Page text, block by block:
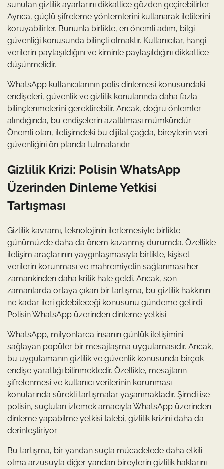
sunulan gizlilik ayarlarını dikkatlice gözden geçirebilirler.
Ayrıca, güçlü şifreleme yöntemlerini kullanarak iletilerini
koruyabilirler. Bununla birlikte, en önemli adım, bilgi
güvenliği konusunda bilinçli olmaktır. Kullanıcılar, hangi
verilerin paylaşıldığını ve kiminle paylaşıldığını dikkatlice
düşünmelidir.
WhatsApp kullanıcılarının polis dinlemesi konusundaki
endişeleri, güvenlik ve gizlilik konularında daha fazla
bilinçlenmelerini gerektirebilir. Ancak, doğru önlemler
alındığında, bu endişelerin azaltılması mümkündür.
Önemli olan, iletişimdeki bu dijital çağda, bireylerin veri
güvenliğini ön planda tutmalarıdır.
Gizlilik Krizi: Polisin WhatsApp
Üzerinden Dinleme Yetkisi
Tartışması
Gizlilik kavramı, teknolojinin ilerlemesiyle birlikte
günümüzde daha da önem kazanmış durumda. Özellikle
iletişim araçlarının yaygınlaşmasıyla birlikte, kişisel
verilerin korunması ve mahremiyetin sağlanması her
zamankinden daha kritik hale geldi. Ancak, son
zamanlarda ortaya çıkan bir tartışma, bu gizlilik hakkının
ne kadar ileri gidebileceği konusunu gündeme getirdi:
Polisin WhatsApp üzerinden dinleme yetkisi.
WhatsApp, milyonlarca insanın günlük iletişimini
sağlayan popüler bir mesajlaşma uygulamasıdır. Ancak,
bu uygulamanın gizlilik ve güvenlik konusunda birçok
endişe yarattığı bilinmektedir. Özellikle, mesajların
şifrelenmesi ve kullanıcı verilerinin korunması
konularında sürekli tartışmalar yaşanmaktadır. Şimdi ise
polisin, suçluları izlemek amacıyla WhatsApp üzerinden
dinleme yapabilme yetkisi talebi, gizlilik krizini daha da
derinleştiriyor.
Bu tartışma, bir yandan suçla mücadelede daha etkili
olma arzusuyla diğer yandan bireylerin gizlilik haklarını